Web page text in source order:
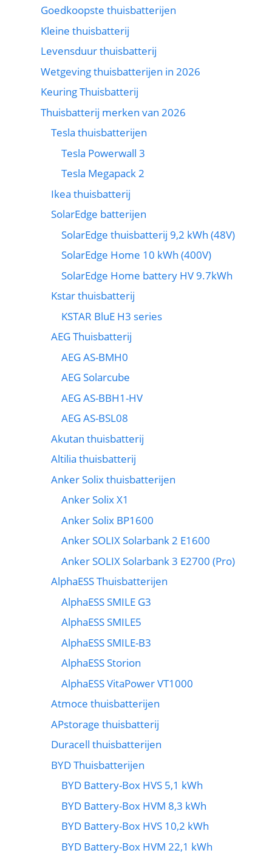
Goedkoopste thuisbatterijen
Kleine thuisbatterij
Levensduur thuisbatterij
Wetgeving thuisbatterijen in 2026
Keuring Thuisbatterij
Thuisbatterij merken van 2026
Tesla thuisbatterijen
Tesla Powerwall 3
Tesla Megapack 2
Ikea thuisbatterij
SolarEdge batterijen
SolarEdge thuisbatterij 9,2 kWh (48V)
SolarEdge Home 10 kWh (400V)
SolarEdge Home battery HV 9.7kWh
Kstar thuisbatterij
KSTAR BluE H3 series
AEG Thuisbatterij
AEG AS-BMH0
AEG Solarcube
AEG AS-BBH1-HV
AEG AS-BSL08
Akutan thuisbatterij
Altilia thuisbatterij
Anker Solix thuisbatterijen
Anker Solix X1
Anker Solix BP1600
Anker SOLIX Solarbank 2 E1600
Anker SOLIX Solarbank 3 E2700 (Pro)
AlphaESS Thuisbatterijen
AlphaESS SMILE G3
AlphaESS SMILE5
AlphaESS SMILE-B3
AlphaESS Storion
AlphaESS VitaPower VT1000
Atmoce thuisbatterijen
APstorage thuisbatterij
Duracell thuisbatterijen
BYD Thuisbatterijen
BYD Battery-Box HVS 5,1 kWh
BYD Battery-Box HVM 8,3 kWh
BYD Battery-Box HVS 10,2 kWh
BYD Battery-Box HVM 22,1 kWh